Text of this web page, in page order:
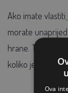
Ako imate vlastiti
morate
hrane. Tako
koliko je
Ova